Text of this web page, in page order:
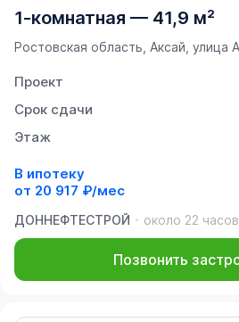
1-комнатная — 41,9 м²
Ростовская область, Аксай, улица
Проект
Срок сдачи
Этаж
В ипотеку
от 20 917 ₽/мес
ДОННЕФТЕСТРОЙ
около 22
Позвонить